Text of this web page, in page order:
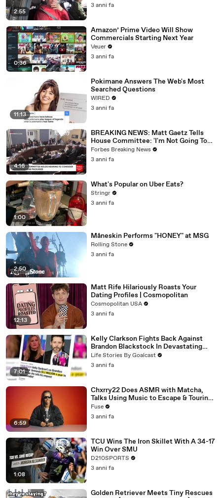
2:55
3 anni fa
0:36
Amazon’ Prime Video Will Show
Commercials Starting Next Year
Veuer
3 anni fa
11:13
Pokimane Answers The Web's Most
Searched Questions
WIRED
3 anni fa
4:16
BREAKING NEWS: Matt Gaetz Tells
House Committee: 'I'm Not Going To
Vote For A Continuing Resolution'
Forbes Breaking News
3 anni fa
1:00
What's Popular on Uber Eats?
Stringr
3 anni fa
2:50
Måneskin Performs "HONEY" at MSG
Rolling Stone
3 anni fa
12:13
Matt Rife Hilariously Roasts Your
Dating Profiles | Cosmopolitan
Cosmopolitan USA
3 anni fa
7:01
Kelly Clarkson Fights Back Against
Brandon Blackstock In Devastating
Divorce Battle
Life Stories By Goalcast
3 anni fa
6:59
Chxrry22 Does ASMR with Matcha,
Talks Using Music to Escape & Touring
with The Weeknd
Fuse
3 anni fa
1:08
TCU Wins The Iron Skillet With A 34-17
Win Over SMU
D210SPORTS
3 anni fa
Golden Retriever Meets Tiny Rescues